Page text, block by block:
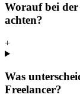
Worauf bei
achten?
+
Was
Freelancer?